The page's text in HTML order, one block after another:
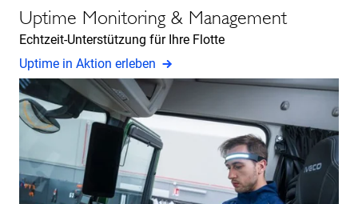
Uptime Monitoring & Management
Echtzeit-Unterstützung für Ihre Flotte
Uptime in Aktion erleben